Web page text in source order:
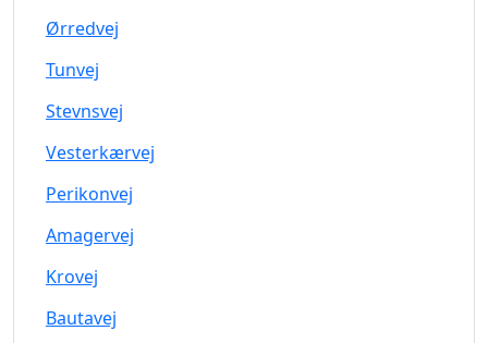
Ørredvej
Tunvej
Stevnsvej
Vesterkærvej
Perikonvej
Amagervej
Krovej
Bautavej